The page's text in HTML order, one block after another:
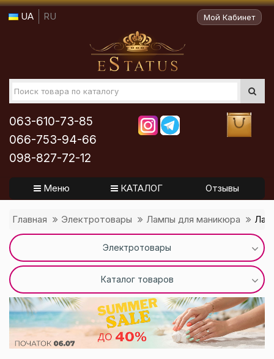
UA RU Мой Кабинет
063-610-73-85
066-753-94-66
098-827-72-12
Меню КАТАЛОГ Отзывы
Главная Электротовары Лампы для маникюра
Электротовары
Каталог товаров